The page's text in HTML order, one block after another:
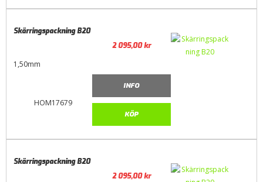
HOM17679
Skärringspackning B20
1,50mm
2 095,00kr
INFO
KÖP
Skärringspackning B20
2 095,00kr